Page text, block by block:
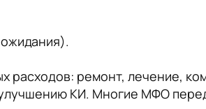
расходов: ремонт, лечение,
КИ. Многие МФО